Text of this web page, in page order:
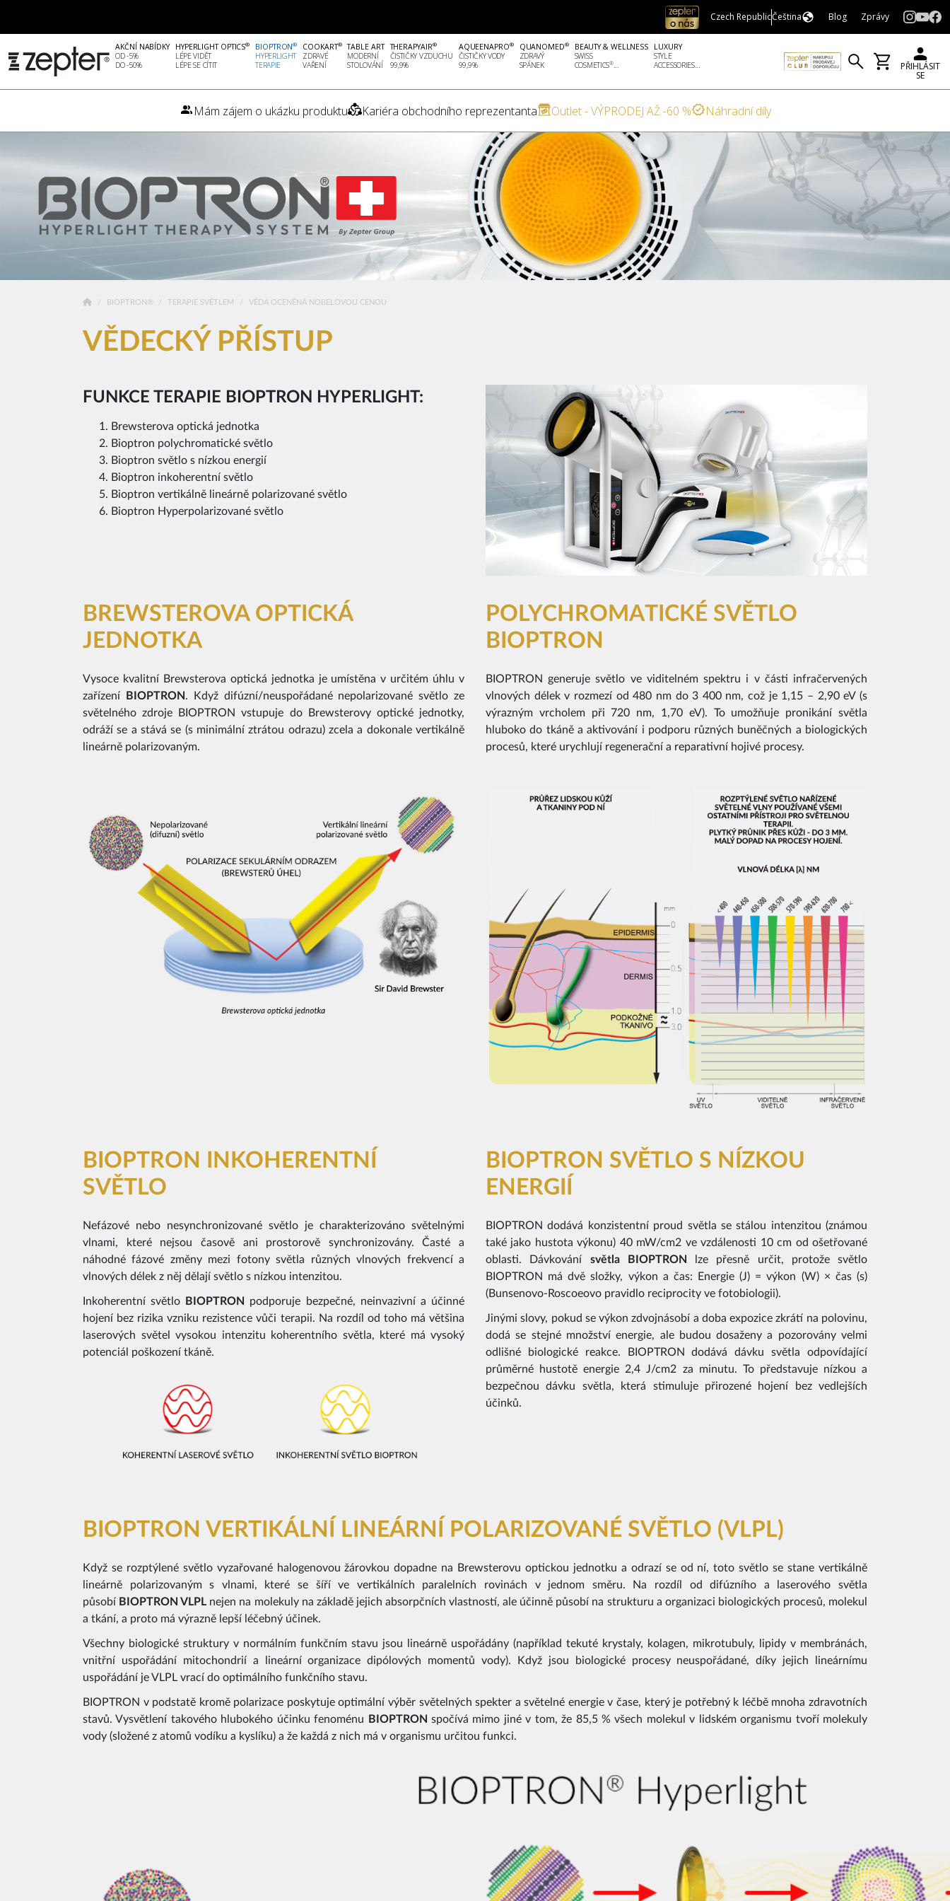
Czech RepublicČeština Blog Zprávy
AKČNÍ NABÍDKY
OD -5%
DO -50%
HYPERLIGHT OPTICS®
LÉPE VIDĚT
LÉPE SE CÍTIT
BIOPTRON®
HYPERLIGHT
TERAPIE
COOKART®
ZDRAVÉ
VAŘENÍ
TABLE ART
MODERNÍ
STOLOVÁNÍ
THERAPYAIR®
ČISTIČKY VZDUCHU
99,9%
AQUEENAPRO®
ČISTIČKY VODY
99,9%
QUANOMED®
ZDRAVÝ
SPÁNEK
BEAUTY & WELLNESS
SWISS
COSMETICS®...
LUXURY
STYLE
ACCESSORIES...
PŘIHLÁSIT
SE
Mám zájem o ukázku produktu Kariéra obchodního reprezentanta Outlet - VÝPRODEJ AŽ -60 % Náhradní díly
BIOPTRON® TERAPIE SVĚTLEM VĚDA OCENĚNÁ NOBELOVOU CENOU
VĚDECKÝ PŘÍSTUP
FUNKCE TERAPIE BIOPTRON HYPERLIGHT:
Brewsterova optická jednotka
Bioptron polychromatické světlo
Bioptron světlo s nízkou energií
Bioptron inkoherentní světlo
Bioptron vertikálně lineárně polarizované světlo
Bioptron Hyperpolarizované světlo
BREWSTEROVA OPTICKÁ
JEDNOTKA
Vysoce kvalitní Brewsterova optická jednotka je umístěna v určitém úhlu v
zařízení BIOPTRON. Když difúzní/neuspořádané nepolarizované světlo ze
světelného zdroje BIOPTRON vstupuje do Brewsterovy optické jednotky,
odráží se a stává se (s minimální ztrátou odrazu) zcela a dokonale vertikálně
lineárně polarizovaným.
POLYCHROMATICKÉ SVĚTLO
BIOPTRON
BIOPTRON generuje světlo ve viditelném spektru i v části infračervených
vlnových délek v rozmezí od 480 nm do 3 400 nm, což je 1,15 – 2,90 eV (s
výrazným vrcholem při 720 nm, 1,70 eV). To umožňuje pronikání světla
hluboko do tkáně a aktivování i podporu různých buněčných a biologických
procesů, které urychlují regenerační a reparativní hojivé procesy.
BIOPTRON INKOHERENTNÍ
SVĚTLO
Nefázové nebo nesynchronizované světlo je charakterizováno světelnými
vlnami, které nejsou časově ani prostorově synchronizovány. Časté a
náhodné fázové změny mezi fotony světla různých vlnových frekvencí a
vlnových délek z něj dělají světlo s nízkou intenzitou.
Inkoherentní světlo BIOPTRON
podporuje bezpečné, neinvazivní a účinné
hojení bez rizika vzniku rezistence vůči terapii. Na rozdíl od toho má většina
laserových světel vysokou intenzitu koherentního světla, které má vysoký
potenciál poškození tkáně.
BIOPTRON SVĚTLO S NÍZKOU
ENERGIÍ
BIOPTRON dodává konzistentní proud světla se stálou intenzitou (známou
také jako hustota výkonu) 40 mW/cm2 ve vzdálenosti 10 cm od ošetřované
oblasti. Dávkování světla BIOPTRON
lze přesně určit, protože světlo
BIOPTRON má dvě složky, výkon a čas: Energie (J) = výkon (W) × čas (s)
(Bunsenovo-Roscoeovo pravidlo reciprocity ve fotobiologii).
Jinými slovy, pokud se výkon zdvojnásobí a doba expozice zkrátí na polovinu,
dodá se stejné množství energie, ale budou dosaženy a pozorovány velmi
odlišné biologické reakce. BIOPTRON dodává dávku světla odpovídající
průměrné hustotě energie 2,4 J/cm2 za minutu. To představuje nízkou a
bezpečnou dávku světla, která stimuluje přirozené hojení bez vedlejších
účinků.
BIOPTRON VERTIKÁLNÍ LINEÁRNÍ POLARIZOVANÉ SVĚTLO (VLPL)
Když se rozptýlené světlo vyzařované halogenovou žárovkou dopadne na Brewsterovu optickou jednotku a odrazí se od ní, toto světlo se stane vertikálně
lineárně polarizovaným s vlnami, které se šíří ve vertikálních paralelních rovinách v jednom směru. Na rozdíl od difúzního a laserového světla
působí BIOPTRON VLPL nejen na molekuly na základě jejich absorpčních vlastností, ale účinně působí na strukturu a organizaci biologických procesů, molekul
a tkání, a proto má výrazně lepší léčebný účinek.
Všechny biologické struktury v normálním funkčním stavu jsou lineárně uspořádány (například tekuté krystaly, kolagen, mikrotubuly, lipidy v membránách,
vnitřní uspořádání mitochondrií a lineární organizace dipólových momentů vody). Když jsou biologické procesy neuspořádané, díky jejich lineárnímu
uspořádání je VLPL vrací do optimálního funkčního stavu.
BIOPTRON v podstatě kromě polarizace poskytuje optimální výběr světelných spekter a světelné energie v čase, který je potřebný k léčbě mnoha zdravotních
stavů. Vysvětlení takového hlubokého účinku fenoménu
BIOPTRON spočívá mimo jiné v tom, že 85,5 % všech molekul v lidském organismu tvoří molekuly
vody (složené z atomů vodíku a kyslíku) a že každá z nich má v organismu určitou funkci.